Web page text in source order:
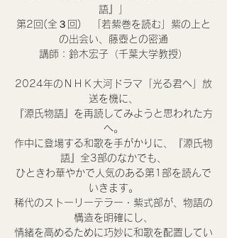
語』」
第2回(全３回) 「若紫巻を読む」紫の上と
の出会い、藤壺との密通
講師：鈴木宏子（千葉大学教授）
2024年のＮＨＫ大河ドラマ「光る君へ」放
送を機に、
『源氏物語』を再読してみようと思われた方
へ。
作中に登場する和歌を手がかりに、『源氏物
語』全3部のなかでも、
ひときわ華やかで人気のある第1部を読んで
いきます。
稀代のストーリーテラー・紫式部が、物語の
構造を明確にし、
情緒を高めるために巧妙に和歌を配置してい